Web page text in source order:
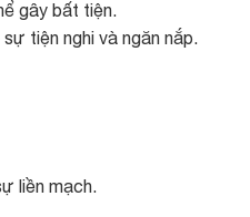
gây bất tiện.
tiện nghi và ngăn nắp.
liền mạch.